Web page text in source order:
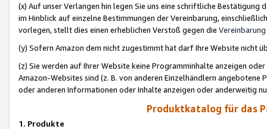
(x) Auf unser Verlangen hin legen Sie uns eine schriftliche
im Hinblick auf einzelne Bestimmungen der Vereinbarung,
vorlegen, stellt dies einen erheblichen Verstoß gegen die Vereinbarung
(y) Sofern Amazon dem nicht zugestimmt hat darf Ihre Website nicht
(z) Sie werden auf Ihrer Website keine Programminhalte anzeigen
Amazon-Websites sind (z. B. von anderen Einzelhändlern
oder anderen Informationen oder Inhalte anzeigen oder anderweitig
Produktkatalog für das
1. Produkte